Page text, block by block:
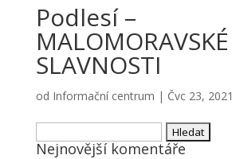
Podlesí –
MALOMORAVSKÉ
SLAVNOSTI
od Informační centrum | Čvc 23, 2021
Vyhledávání
Nejnovější komentáře